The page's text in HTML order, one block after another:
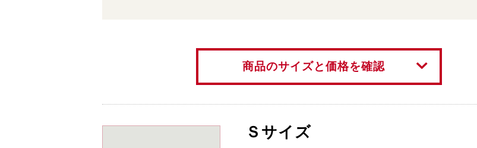
商品のサイズと価格を確認
Ｓサイズ